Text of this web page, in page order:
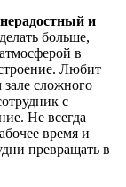
и
больше,
в
Любит
сложного
с
Не всегда
время и
превращать в